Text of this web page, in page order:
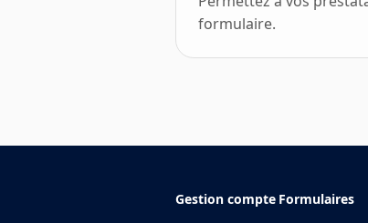
formulaire.
Gestion compte Formulaires